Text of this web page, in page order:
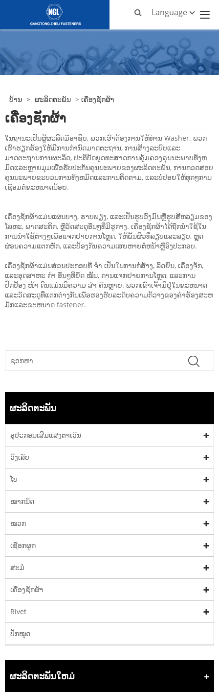
Language
ບ້ານ > ຜະລິດຕະພັນ > ເຄື່ອງຊັກຜ້າ
ເຄື່ອງຊັກຜ້າ
ໃນຖານະເປັນຜູ້ຜະລິດມືອາຊີບ, ພວກເຮົາຕ້ອງການໃຫ້ທ່ານ Washer. ພວກ
ເຮົາຮຽກຮ້ອງໃຫ້ມີການກໍານົດມາດຕະຖານ, ການສ້າງລະບົບແລະ
ມາດຕະຖານການຜະລິດ, ປະຕິບັດຍຸດທະສາດການຄຸ້ມຄອງຄຸນນະພາບທັງຫ
ມົດແລະຫຼາຍມຸມເພື່ອຮັບປະກັນຄຸນນະພາບຂອງຜະລິດຕະພັນ, ການກວດສອບ
ຄຸນນະພາບຂະບວນການທັງຫມົດແລະການຕິດຕາມ, ແລະບໍ່ປ່ອຍໃຫ້ທຸກໆການ
ເຊື່ອມຕໍ່ຂະຫນາດນ້ອຍ.
ເຄື່ອງຊັກຜ້າແມ່ນແຜ່ນບາງ, ຮາບພຽງ, ແລະເປັນຮູບວົງມົນຫຼືຮູບສີ່ຫລ່ຽມຂອງ
ໂລຫະ, ພາດສະຕິກ, ຫຼືວັດສະດຸອື່ນໆທີ່ມີຮູກາງ. ເຄື່ອງຊັກຜ້າໄດ້ຖືກນໍາໃຊ້ໃນ
ການນໍາໃຊ້ຕ່າງໆເພື່ອແຈກຢາຍການໂຫຼດ, ໃຫ້ພື້ນຜິວທີ່ລຽບແລະລຽບ, ຫຼຸດ
ຜ່ອນຄວາມແຕກຫັກ, ແລະປ້ອງກັນຄວາມເສຍຫາຍຕໍ່ຫນ້າຫຼືອົງປະກອບ.
ເຄື່ອງຊັກຜ້າແມ່ນສ່ວນປະກອບທີ່ ຈຳ ເປັນໃນການກໍ່ສ້າງ, ລົດຍົນ, ເຄື່ອງຈັກ,
ແລະອຸດສາຫະ ກຳ ອື່ນໆທີ່ຍຶດ ໝັ້ນ, ການແຈກຢາຍການໂຫຼດ, ແລະການ
ປົກປ້ອງ ໜ້າ ດິນແມ່ນມີຄວາມ ສຳ ຄັນຫຼາຍ. ພວກເຂົາເຈົ້າມີຢູ່ໃນຂະຫນາດ
ແລະວັດສະດຸທີ່ແຕກຕ່າງກັນເພື່ອຮອງຮັບລະດັບຄວາມກ້ວາງຂອງຄໍາຮ້ອງສະຫ
ມັກແລະຂະຫນາດ fastener.
ຜະລິດຕະພັນ
ອຸປະກອນເສີມແສງຕາເວັນ
ວົງເລັບ
ໂບ
ໝາກນັດ
ໝວກ
ເຊືອກຜູກ
ສະມໍ
ເຄື່ອງຊັກຜ້າ
Rivet
ປັກໝຸດ
ຜະລິດຕະພັນໃຫມ່